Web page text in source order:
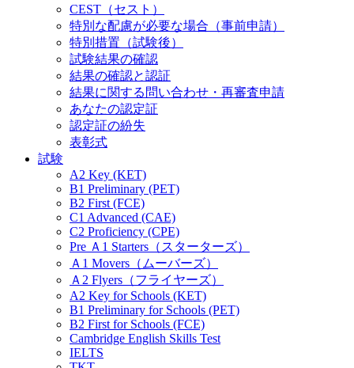
CEST（セスト）
特別な配慮が必要な場合（事前申請）
特別措置（試験後）
試験結果の確認
結果の確認と認証
結果に関する問い合わせ・再審査申請
あなたの認定証
認定証の紛失
表彰式
試験
A2 Key (KET)
B1 Preliminary (PET)
B2 First (FCE)
C1 Advanced (CAE)
C2 Proficiency (CPE)
Pre Ａ1 Starters（スターターズ）
Ａ1 Movers（ムーバーズ）
Ａ2 Flyers（フライヤーズ）
A2 Key for Schools (KET)
B1 Preliminary for Schools (PET)
B2 First for Schools (FCE)
Cambridge English Skills Test
IELTS